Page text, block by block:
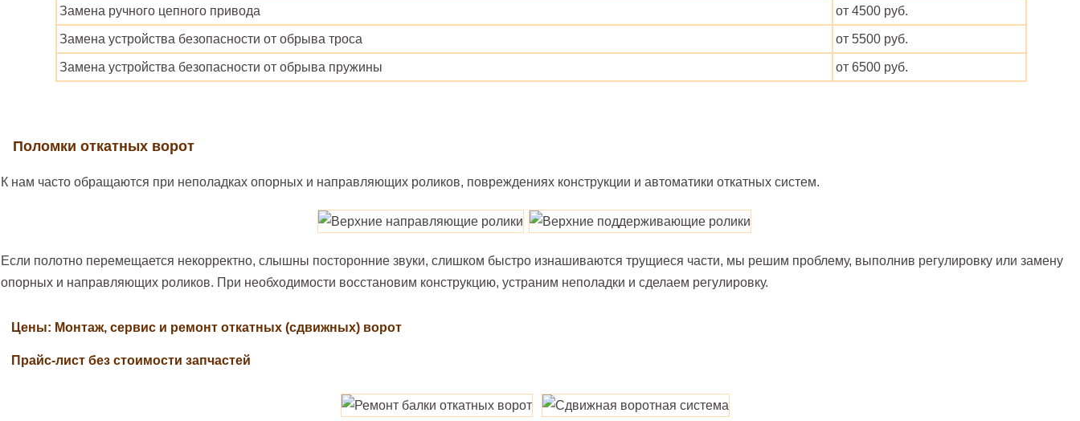
Замена ручного цепного привода от 4500 руб.
Замена устройства безопасности от обрыва троса от 5500 руб.
Замена устройства безопасности от обрыва пружины от 6500 руб.
Поломки откатных ворот
К нам часто обращаются при неполадках опорных и направляющих роликов, повреждениях конструкции и автоматики откатных систем.
Если полотно перемещается некорректно, слышны посторонние звуки, слишком быстро изнашиваются трущиеся части, мы решим проблему, выполнив регулировку или замену
опорных и направляющих роликов. При необходимости восстановим конструкцию, устраним неполадки и сделаем регулировку.
Цены: Монтаж, сервис и ремонт откатных (сдвижных) ворот
Прайс-лист без стоимости запчастей